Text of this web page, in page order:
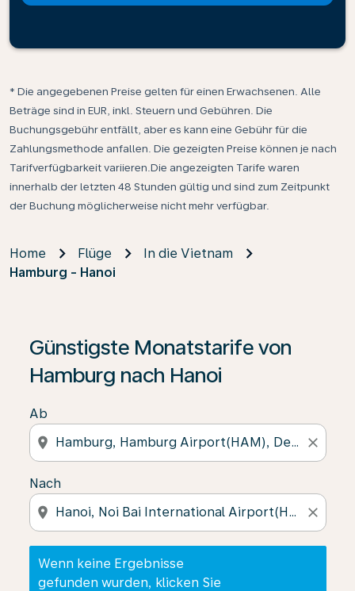
* Die angegebenen Preise gelten für einen Erwachsenen. Alle
Beträge sind in EUR, inkl. Steuern und Gebühren. Die
Buchungsgebühr entfällt, aber es kann eine Gebühr für die
Zahlungsmethode anfallen. Die gezeigten Preise können je nach
Tarifverfügbarkeit variieren.Die angezeigten Tarife waren
innerhalb der letzten 48 Stunden gültig und sind zum Zeitpunkt
der Buchung möglicherweise nicht mehr verfügbar.
Home Flüge
In die Vietnam
Hamburg - Hanoi
Günstigste Monatstarife von
Hamburg nach Hanoi
Ab
location_on close
Nach
location_on close
Wenn keine Ergebnisse
gefunden wurden, klicken Sie
Wenn keine Ergebnisse gefunden wurden, klicken